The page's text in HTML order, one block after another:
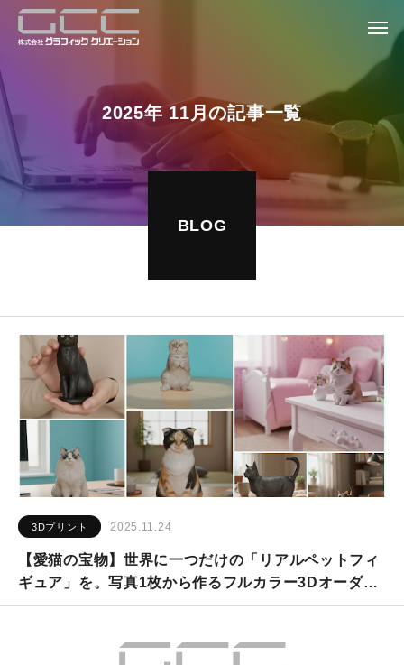
2025年 11 月の記事一覧
BLOG
3Dプリント 2025.11.24
【愛猫の宝物】世界に一つだけの「リアルペットフィ
ギュア」を。写真1枚から作るフルカラー3Dオーダー
メイドサービス